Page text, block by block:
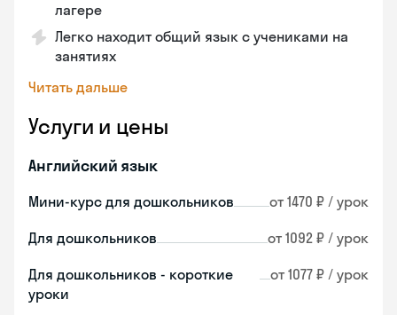
лагере
Легко находит общий язык с учениками на
занятиях
Читать дальше
Услуги и цены
Английский язык
Мини-курс для дошкольников от 1470 ₽ / урок
Для дошкольников от 1092 ₽ / урок
Для дошкольников - короткие
уроки
от 1077 ₽ / урок